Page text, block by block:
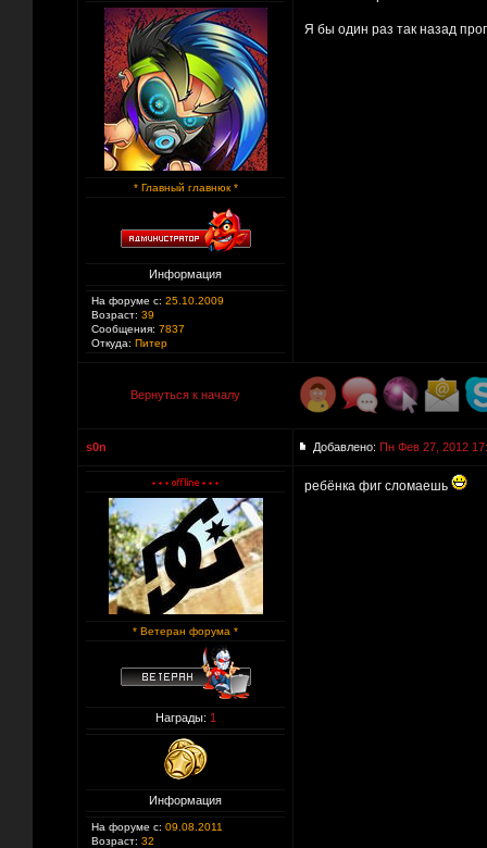
* Главный главнюк *
Информация
На форуме с: 25.10.2009
Возраст: 39
Сообщения: 7837
Откуда: Питер
Я бы один раз так назад
Вернуться к началу
s0n Добавлено: Пн Фев 27, 2012
* Ветеран форума *
Награды: 1
Информация
На форуме с: 09.08.2011
Возраст: 32
ребёнка фиг сломаешь